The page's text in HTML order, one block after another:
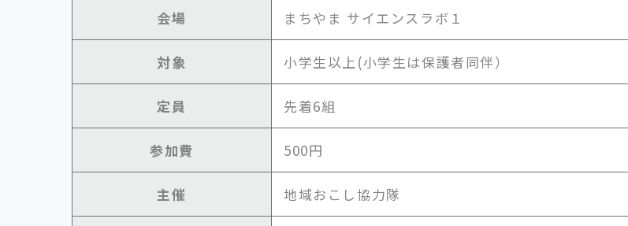
会場 まちやま サイエンスラボ１
対象 小学生以上(小学生は保護者同伴）
定員 先着6組
参加費 500円
主催 地域おこし協力隊